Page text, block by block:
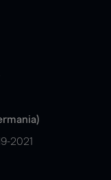
2021